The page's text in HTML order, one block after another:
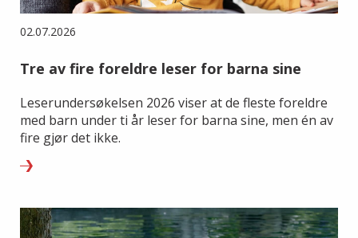
02.07.2026
Tre av fire foreldre leser for barna sine
Leserundersøkelsen 2026 viser at de fleste foreldre
med barn under ti år leser for barna sine, men én av
fire gjør det ikke.